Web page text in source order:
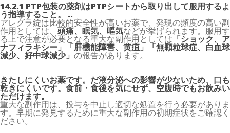
14.2.1 PTP包装の薬剤はPTPシートから取り出して服用するよ
う指導すること。 ..
アレグラ錠は比較的安全性が高いお薬で、発現の頻度の高い副
作用としては、 頭痛、眠気、嘔気などが挙げられます。服用す
る上で注意が必要となる重大な副作用としては 「ショック、ア
ナフィラキシー」「肝機能障害、黄疸」「無顆粒球症、白血球
減少、好中球減少」 の報告があります。
きたしにくいお薬です。だ液分泌への影響が少ないため、口も
乾きにくいです。食前・食後を気にせず、空腹時でもお飲みい
ただけます。
重大な副作用は、投与を中止し適切な処置を行う必要がありま
す。早期に発見するために重大な副作用の初期症状をご確認く
ださい。